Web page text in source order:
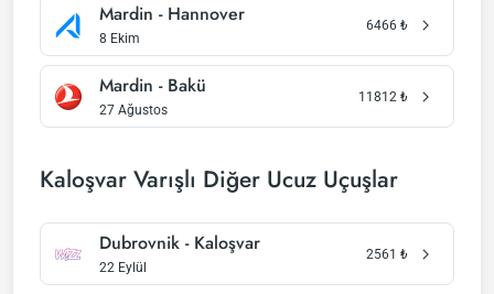
Mardin - Hannover
8 Ekim
6466 ₺
Mardin - Bakü
27 Ağustos
11812 ₺
Kaloşvar Varışlı Diğer Ucuz Uçuşlar
Dubrovnik - Kaloşvar
22 Eylül
2561 ₺